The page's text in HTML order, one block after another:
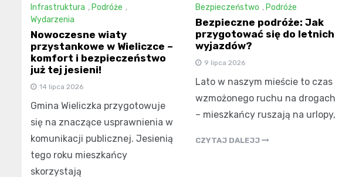
Infrastruktura , Podróże ,
Wydarzenia
Nowoczesne wiaty
przystankowe w Wieliczce –
komfort i bezpieczeństwo
już tej jesieni!
14 lipca 2026
Gmina Wieliczka przygotowuje
się na znaczące usprawnienia w
komunikacji publicznej. Jesienią
tego roku mieszkańcy
skorzystają
Bezpieczeństwo , Podróże
Bezpieczne podróże: Jak
przygotować się do letnich
wyjazdów?
9 lipca 2026
Lato w naszym mieście to czas
wzmożonego ruchu na drogach
– mieszkańcy ruszają na urlopy,
CZYTAJ DALEJJ